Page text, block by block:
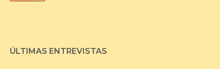
ÚLTIMAS ENTREVISTAS